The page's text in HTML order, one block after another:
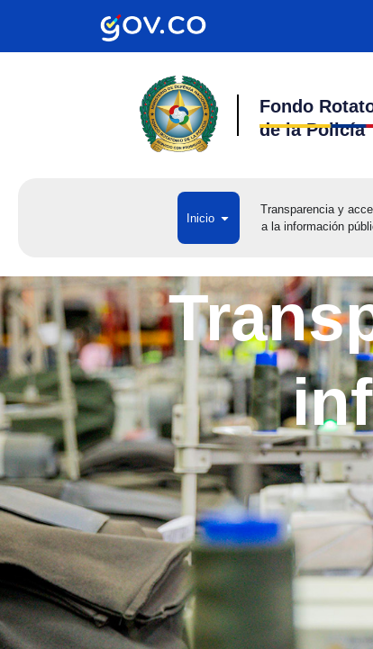
contenido
Fondo
de la Policía
Inicio Open InicioTransparencia y
a la información